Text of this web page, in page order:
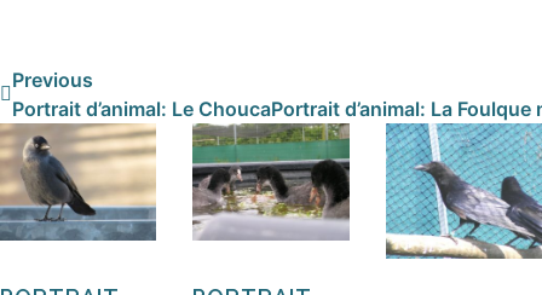
Previous
Portrait d’animal: Le Choucas des toursPortrait d’animal: La Foulque